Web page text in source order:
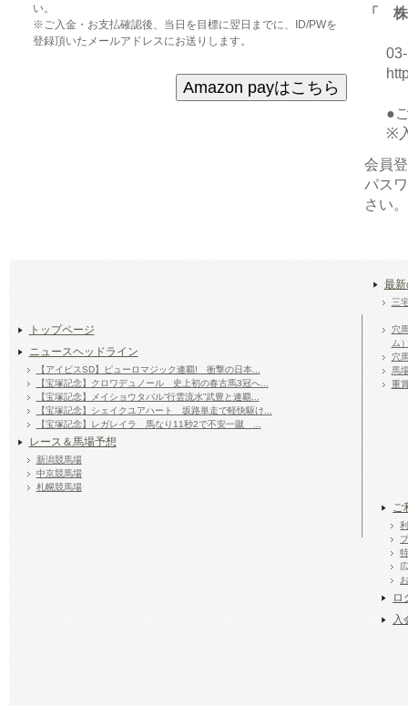
い。
※ご入金・お支払確認後、当日を目標に翌日までに、ID/PWを
登録頂いたメールアドレスにお送りします。
「
●
※
会員
パス
さい。
トップページ
ニュースヘッドライン
【アイビスSD】ピューロマジック連覇! 衝撃の日本...
【宝塚記念】クロワデュノール 史上初の春古馬3冠へ...
【宝塚記念】メイショウタバル“行雲流水”武豊と連覇...
【宝塚記念】シェイクユアハート 坂路単走で軽快駆け...
【宝塚記念】レガレイラ 馬なり11秒2で不安一蹴 ...
レース＆馬場予想
新潟競馬場
中京競馬場
札幌競馬場
最
三
穴
ム
穴
馬
重
ご
ロ
入